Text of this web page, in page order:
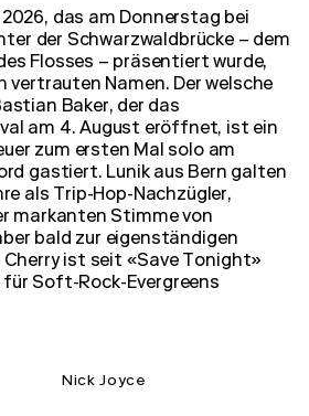
das am Donnerstag bei
der Schwarzwaldbrücke – dem
Flosses – präsentiert wurde,
vertrauten Namen. Der welsche
Baker, der das
am 4. August eröffnet, ist ein
zum ersten Mal solo am
gastiert. Lunik aus Bern galten
als Trip-Hop-Nachzügler,
markanten Stimme von
bald zur eigenständigen
Cherry ist seit «Save Tonight»
für Soft-Rock-Evergreens
Nick Joyce